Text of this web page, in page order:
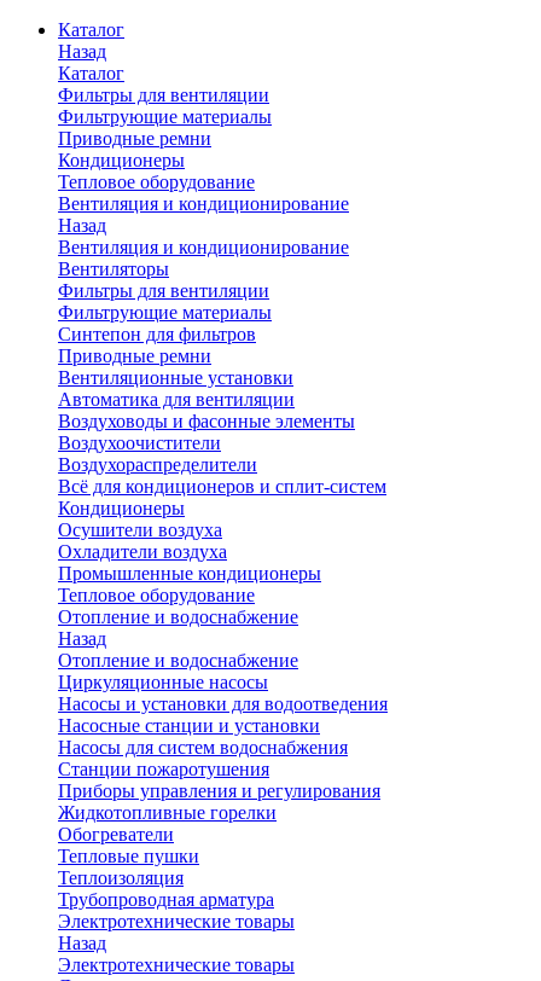
Каталог
Назад
Каталог
Фильтры для вентиляции
Фильтрующие материалы
Приводные ремни
Кондиционеры
Тепловое оборудование
Вентиляция и кондиционирование
Назад
Вентиляция и кондиционирование
Вентиляторы
Фильтры для вентиляции
Фильтрующие материалы
Синтепон для фильтров
Приводные ремни
Вентиляционные установки
Автоматика для вентиляции
Воздуховоды и фасонные элементы
Воздухоочистители
Воздухораспределители
Всё для кондиционеров и сплит-систем
Кондиционеры
Осушители воздуха
Охладители воздуха
Промышленные кондиционеры
Тепловое оборудование
Отопление и водоснабжение
Назад
Отопление и водоснабжение
Циркуляционные насосы
Насосы и установки для водоотведения
Насосные станции и установки
Насосы для систем водоснабжения
Станции пожаротушения
Приборы управления и регулирования
Жидкотопливные горелки
Обогреватели
Тепловые пушки
Теплоизоляция
Трубопроводная арматура
Электротехнические товары
Назад
Электротехнические товары